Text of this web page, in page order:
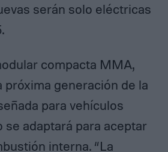
serán solo eléctricas
compacta MMA,
próxima generación de la
para vehículos
se adaptará para aceptar
interna. “La